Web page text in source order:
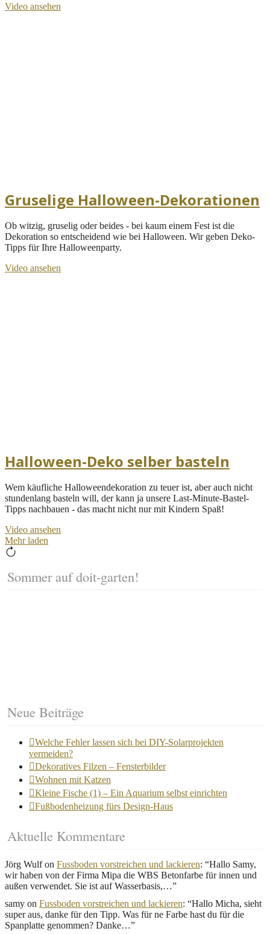
Video ansehen
Gruselige Halloween-Dekorationen
Ob witzig, gruselig oder beides - bei kaum einem Fest ist die
Dekoration so entscheidend wie bei Halloween. Wir geben Deko-
Tipps für Ihre Halloweenparty.
Video ansehen
Halloween-Deko selber basteln
Wem käufliche Halloweendekoration zu teuer ist, aber auch nicht
stundenlang basteln will, der kann ja unsere Last-Minute-Bastel-
Tipps nachbauen - das macht nicht nur mit Kindern Spaß!
Video ansehen
Mehr laden
Sommer auf doit-garten!
Neue Beiträge
Welche Fehler lassen sich bei DIY-Solarprojekten
vermeiden?
Dekoratives Filzen – Fensterbilder
Wohnen mit Katzen
Kleine Fische (1) – Ein Aquarium selbst einrichten
Fußbodenheizung fürs Design-Haus
Aktuelle Kommentare
Jörg Wulfon Fussboden vorstreichen und lackieren: “Hallo Samy,
wir haben von der Firma Mipa die WBS Betonfarbe für innen und
außen verwendet. Sie ist auf Wasserbasis,…”
samy on Fussboden vorstreichen und lackieren: “Hallo Micha, sieht
super aus, danke für den Tipp. Was für ne Farbe hast du für die
Spanplatte genommen? Danke…”